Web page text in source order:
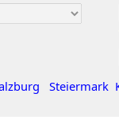
Steiermark